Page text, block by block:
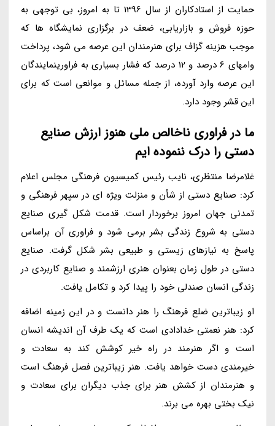
حمایت از استادکاران از سال 1396 تا به امروز، بی توجهی به
حوزه فروش و بازاریابی، ضعف در برگزاری نمایشگاه ها که
موجب هزینه گزاف برای هنرمندان این عرصه می شود، پرداخت
وامهای 6 درصد و 12 درصد که فشار بسیاری به فراورینمایندگان
این عرصه وارد آورده، از جمله مسائل و موانعی است که برای
این قشر وجود دارد.
ما در فراوری ناخالص ملی هنوز ارزش صنایع
دستی را درک ننموده ایم
غلامرضا منتظری، نایب رئیس کمیسیون فرهنگی مجلس اعلام
کرد: صنایع دستی از شأن و منزلت ویژه ای در سپهر فرهنگی و
تمدنی جهان امروز برخوردار است. قدمت شکل گیری صنایع
دستی به شروع زندگی بشر برمی شود و فراوری آن براساس
پاسخ به نیازهای زیستی و طبیعی بشر شکل گرفت. صنایع
دستی در طول زمان بعنوان هنری ارزشمند و صنایع کاربردی در
زندگی انسان صندلی خود را پیدا کرد و تکامل یافت.
او زیباترین ضلع فرهنگ را هنر دانست و در این زمینه اضافه
کرد: هنر نعمتی خدادادی است که یک طرف آن اندیشه انسان
است و اگر هنرمند در راه خیر کوشش کند به سعادت و
خیرمندی دست خواهد یافت. هنر زیباترین فصل فرهنگ است
و هنرمندان از کشش هنر برای جذب دیگران برای سعادت و
نیک بختی بهره می برند.